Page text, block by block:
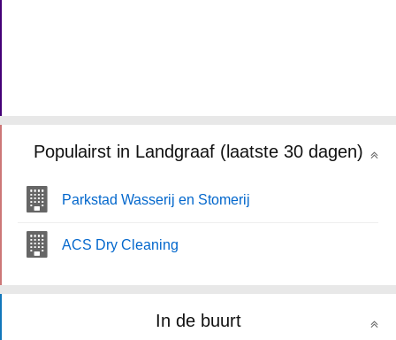
Populairst in Landgraaf (laatste 30 dagen)
Parkstad Wasserij en Stomerij
ACS Dry Cleaning
In de buurt